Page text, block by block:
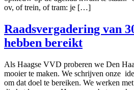
ov, of trein, of tram: je […]
Raadsvergadering van
hebben bereikt
Als Haagse VVD proberen we Den
mooier te maken. We schrijven onze
om dat doel te bereiken. We werken